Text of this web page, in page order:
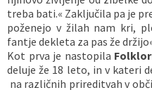
treba bati.« Zaključila pa je
poženejo v žilah nam kri,
fantje dekleta za pas že
Kot prva je nastopila
deluje že 18 leto, in v kateri
na različnih prireditvah v